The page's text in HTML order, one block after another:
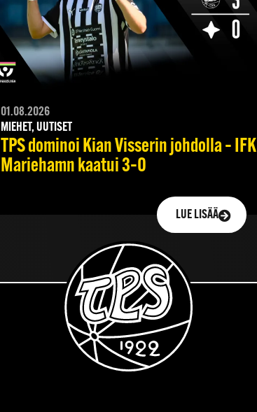
01.08.2026
MIEHET, UUTISET
TPS dominoi Kian Visserin johdolla – IFK
Mariehamn kaatui 3–0
LUE LISÄÄ